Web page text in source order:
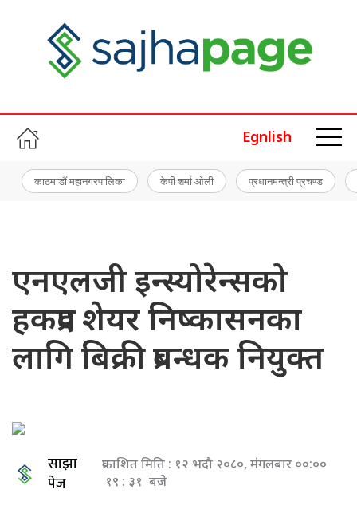
Egnlish
काठमाडौं महानगरपालिका केपी शर्मा ओली प्रधानमन्त्री प्रचण्ड
एनएलजी इन्स्योरेन्सको
हकप्रद शेयर निष्कासनका
लागि बिक्री प्रबन्धक नियुक्त
साझा
पेज
प्रकाशित मिति : १२ भदौ २०८०, मंगलबार ००:००
१९ : ३१ बजे